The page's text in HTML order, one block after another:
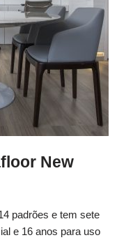
New
padrões e tem sete
e 16 anos para uso